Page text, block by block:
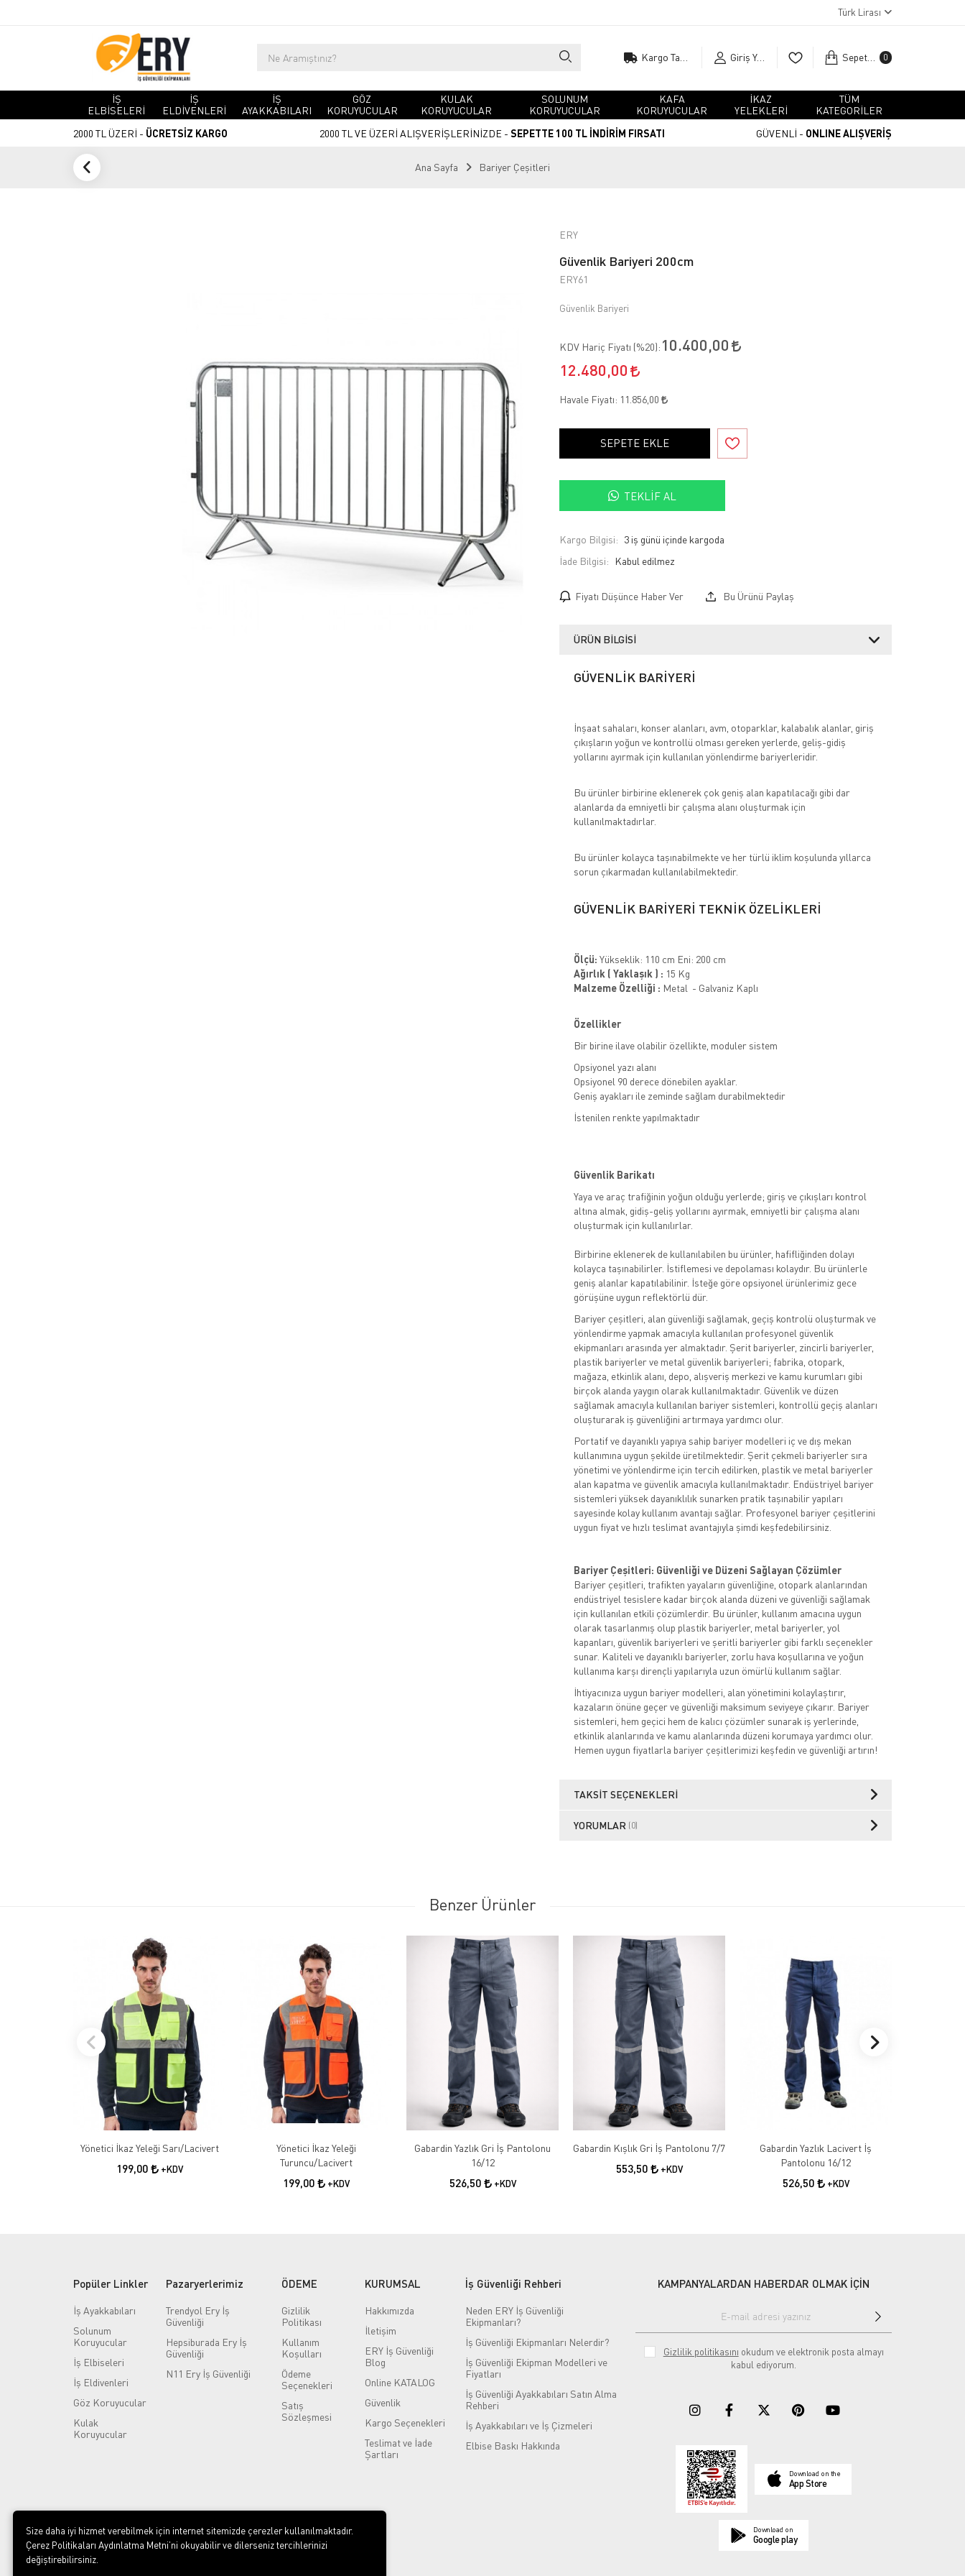
Türk Lirası
Giriş Yap Sepetim 0
İŞ
ELBİSELERİ
İŞ
ELDİVENLERİ
İŞ
AYAKKABILARI
GÖZ
KORUYUCULAR
KULAK
KORUYUCULAR
SOLUNUM
KORUYUCULAR
KAFA
KORUYUCULAR
İKAZ
YELEKLERİ
TÜM
KATEGORİLER
2000 TL ÜZERİ - ÜCRETSİZ KARGO 2000 TL VE ÜZERİ ALIŞVERİŞLERİNİZDE - SEPETTE 100 TL İNDİRİM FIRSATI GÜVENLİ - ONLINE ALIŞVERİŞ
Ana Sayfa Bariyer Çeşitleri
ERY
Güvenlik Bariyeri 200cm
ERY61
Güvenlik Bariyeri
KDV Hariç Fiyatı (%20): 10.400,00
12.480,00
Havale Fiyatı: 11.856,00
SEPETE EKLE
TEKLIF AL
Kargo Bilgisi: 3 iş günü içinde kargoda
İade Bilgisi:
Fiyatı Düşünce Haber Ver Bu Ürünü Paylaş
ÜRÜN BILGISI
GÜVENLİK BARİYERİ
İnşaat sahaları, konser alanları, avm, otoparklar, kalabalık alanlar, giriş
çıkışların yoğun ve kontrollü olması gereken yerlerde, geliş-gidiş
yollarını ayırmak için kullanılan yönlendirme bariyerleridir.
Bu ürünler birbirine eklenerek çok geniş alan kapatılacağı gibi dar
alanlarda da emniyetli bir çalışma alanı oluşturmak için
kullanılmaktadırlar.
Bu ürünler kolayca taşınabilmekte ve her türlü iklim koşulunda yıllarca
sorun çıkarmadan kullanılabilmektedir.
GÜVENLİK BARİYERİ TEKNİK ÖZELİKLERİ
Ölçü: Yükseklik: 110 cm Eni: 200 cm
Ağırlık ( Yaklaşık ) : 15 Kg
Malzeme Özelliği : Metal - Galvaniz Kaplı
Özellikler
Bir birine ilave olabilir özellikte, moduler sistem
Opsiyonel yazı alanı
Opsiyonel 90 derece dönebilen ayaklar.
Geniş ayakları ile zeminde sağlam durabilmektedir
İstenilen renkte yapılmaktadır
Güvenlik Barikatı
Yaya ve araç trafiğinin yoğun olduğu yerlerde; giriş ve çıkışları kontrol
altına almak, gidiş-geliş yollarını ayırmak, emniyetli bir çalışma alanı
oluşturmak için kullanılırlar.
Birbirine eklenerek de kullanılabilen bu ürünler, hafifliğinden dolayı
kolayca taşınabilirler. İstiflemesi ve depolaması kolaydır. Bu ürünlerle
geniş alanlar kapatılabilinir. İsteğe göre opsiyonel ürünlerimiz gece
görüşüne uygun reflektörlü dür.
Bariyer çeşitleri, alan güvenliği sağlamak, geçiş kontrolü oluşturmak ve
yönlendirme yapmak amacıyla kullanılan profesyonel güvenlik
ekipmanları arasında yer almaktadır. Şerit bariyerler, zincirli bariyerler,
plastik bariyerler ve metal güvenlik bariyerleri; fabrika, otopark,
mağaza, etkinlik alanı, depo, alışveriş merkezi ve kamu kurumları gibi
birçok alanda yaygın olarak kullanılmaktadır. Güvenlik ve düzen
sağlamak amacıyla kullanılan bariyer sistemleri, kontrollü geçiş alanları
oluşturarak iş güvenliğini artırmaya yardımcı olur.
Portatif ve dayanıklı yapıya sahip bariyer modelleri iç ve dış mekan
kullanımına uygun şekilde üretilmektedir. Şerit çekmeli bariyerler sıra
yönetimi ve yönlendirme için tercih edilirken, plastik ve metal bariyerler
alan kapatma ve güvenlik amacıyla kullanılmaktadır. Endüstriyel bariyer
sistemleri yüksek dayanıklılık sunarken pratik taşınabilir yapıları
sayesinde kolay kullanım avantajı sağlar. Profesyonel bariyer çeşitlerini
uygun fiyat ve hızlı teslimat avantajıyla şimdi keşfedebilirsiniz.
Bariyer Çeşitleri: Güvenliği ve Düzeni Sağlayan Çözümler
Bariyer çeşitleri, trafikten yayaların güvenliğine, otopark alanlarından
endüstriyel tesislere kadar birçok alanda düzeni ve güvenliği sağlamak
için kullanılan etkili çözümlerdir. Bu ürünler, kullanım amacına uygun
olarak tasarlanmış olup plastik bariyerler, metal bariyerler, yol
kapanları, güvenlik bariyerleri ve şeritli bariyerler gibi farklı seçenekler
sunar. Kaliteli ve dayanıklı bariyerler, zorlu hava koşullarına ve yoğun
kullanıma karşı dirençli yapılarıyla uzun ömürlü kullanım sağlar.
İhtiyacınıza uygun bariyer modelleri, alan yönetimini kolaylaştırır,
kazaların önüne geçer ve güvenliği maksimum seviyeye çıkarır. Bariyer
sistemleri, hem geçici hem de kalıcı çözümler sunarak iş yerlerinde,
etkinlik alanlarında ve kamu alanlarında düzeni korumaya yardımcı olur.
Hemen uygun fiyatlarla bariyer çeşitlerimizi keşfedin ve güvenliği artırın!
TAKSIT SEÇENEKLERI
YORUMLAR (0)
Benzer Ürünler
Yönetici İkaz Yeleği Sarı/Lacivert
199,00 +KDV
Yönetici İkaz Yeleği
Turuncu/Lacivert
199,00 +KDV
Gabardin Yazlık Gri İş Pantolonu
16/12
526,50 +KDV
Gabardin Kışlık Gri İş Pantolonu 7/7
553,50 +KDV
Gabardin Yazlık Lacivert İş
Pantolonu 16/12
526,50 +KDV
Popüler Linkler
İş Ayakkabıları
Solunum
Koruyucular
İş Elbiseleri
İş Eldivenleri
Göz Koruyucular
Kulak
Koruyucular
Pazaryerlerimiz
Trendyol Ery İş
Güvenliği
Hepsiburada Ery İş
Güvenliği
N11 Ery İş Güvenliği
ÖDEME
Gizlilik
Politikası
Kullanım
Koşulları
Ödeme
Seçenekleri
Satış
Sözleşmesi
KURUMSAL
Hakkımızda
İletişim
ERY İş Güvenliği
Blog
Online KATALOG
Güvenlik
Kargo Seçenekleri
Teslimat ve İade
Şartları
İş Güvenliği Rehberi
Neden ERY İş Güvenliği
Ekipmanları?
İş Güvenliği Ekipmanları Nelerdir?
İş Güvenliği Ekipman Modelleri ve
Fiyatları
İş Güvenliği Ayakkabıları Satın Alma
Rehberi
İş Ayakkabıları ve İş Çizmeleri
Elbise Baskı Hakkında
KAMPANYALARDAN HABERDAR OLMAK İÇİN
Gizlilik politikasını okudum ve elektronik posta almayı
kabul ediyorum.
Download on the
App Store
Download on
Google play
Size daha iyi hizmet verebilmek için internet sitemizde çerezler kullanılmaktadır.
Çerez Politikaları Aydınlatma Metni’ni okuyabilir ve dilerseniz tercihlerinizi
değiştirebilirsiniz.